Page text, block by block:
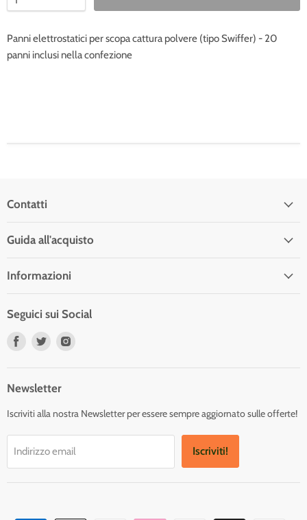
Panni elettrostatici per scopa cattura polvere (tipo Swiffer) - 20
panni inclusi nella confezione
Contatti
Guida all'acquisto
Informazioni
Seguici sui Social
Trovaci
Trovaci
Newsletter
Iscriviti alla nostra Newsletter per essere sempre aggiornato sulle offerte!
Indirizzo email Iscriviti!